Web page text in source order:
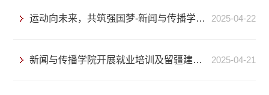
运动向未来，共筑强国梦-新闻与传播学院举行“三进两联一交友”运动会 2025-04-22
新闻与传播学院开展就业培训及留疆建疆教育 2025-04-21